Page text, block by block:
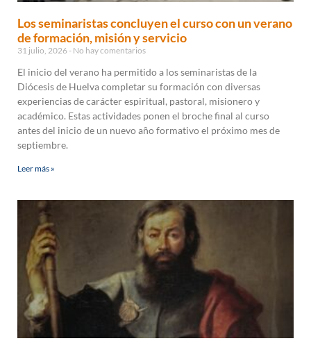
Los seminaristas concluyen el curso con un verano
de formación, misión y servicio
31 julio, 2026 No hay comentarios
El inicio del verano ha permitido a los seminaristas de la
Diócesis de Huelva completar su formación con diversas
experiencias de carácter espiritual, pastoral, misionero y
académico. Estas actividades ponen el broche final al curso
antes del inicio de un nuevo año formativo el próximo mes de
septiembre.
Leer más »